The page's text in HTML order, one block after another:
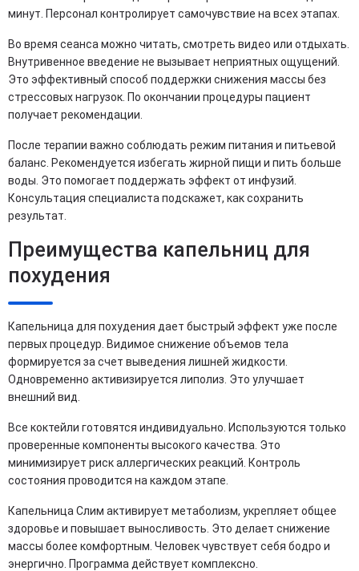
минут. Персонал контролирует самочувствие на всех этапах.
Во время сеанса можно читать, смотреть видео или отдыхать.
Внутривенное введение не вызывает неприятных ощущений.
Это эффективный способ поддержки снижения массы без
стрессовых нагрузок. По окончании процедуры пациент
получает рекомендации.
После терапии важно соблюдать режим питания и питьевой
баланс. Рекомендуется избегать жирной пищи и пить больше
воды. Это помогает поддержать эффект от инфузий.
Консультация специалиста подскажет, как сохранить
результат.
Преимущества капельниц для
похудения
Капельница для похудения дает быстрый эффект уже после
первых процедур. Видимое снижение объемов тела
формируется за счет выведения лишней жидкости.
Одновременно активизируется липолиз. Это улучшает
внешний вид.
Все коктейли готовятся индивидуально. Используются только
проверенные компоненты высокого качества. Это
минимизирует риск аллергических реакций. Контроль
состояния проводится на каждом этапе.
Капельница Слим активирует метаболизм, укрепляет общее
здоровье и повышает выносливость. Это делает снижение
массы более комфортным. Человек чувствует себя бодро и
энергично. Программа действует комплексно.